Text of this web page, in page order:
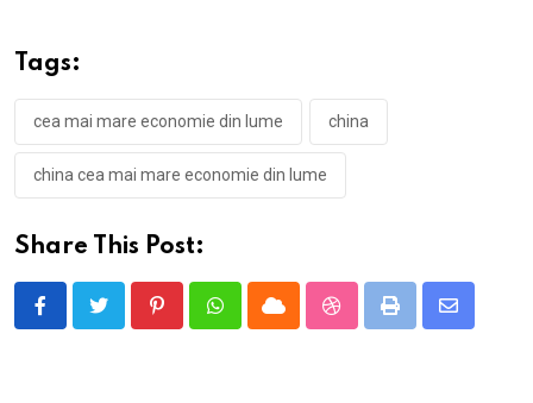
Tags:
cea mai mare economie din lume china
china cea mai mare economie din lume
Share This Post:
PinterestWhatsappCloud StumbleUpon
Print
Share